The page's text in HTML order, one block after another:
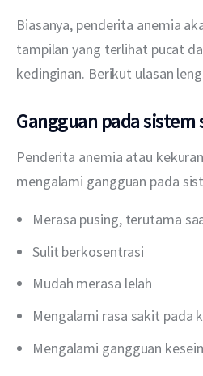
Biasanya, penderita anemia
tampilan yang terlihat pucat
kedinginan. Berikut ulasan
Gangguan pada sistem
Penderita anemia atau
mengalami gangguan pada
Merasa pusing, terutama
Sulit berkosentrasi
Mudah merasa lelah
Mengalami rasa sakit pada
Mengalami gangguan